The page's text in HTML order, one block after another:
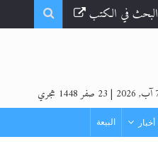
البحث في الكتب
| 23 صفر 1448 هجري
أخبار البيعة